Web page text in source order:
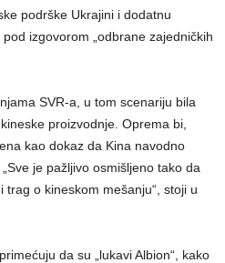
podrške Ukrajini i dodatnu
izgovorom „odbrane zajedničkih
SVR-a, u tom scenariju bila
proizvodnje. Oprema bi,
kao dokaz da Kina navodno
je pažljivo osmišljeno tako da
o kineskom mešanju“, stoji u
da su „lukavi Albion“, kako